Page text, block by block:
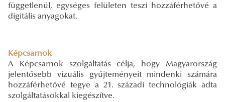
függetlenül, egységes felületen teszi hozzáférhetővé a
digitális anyagokat.
Képcsarnok
A Képcsarnok szolgáltatás célja, hogy Magyarország
jelentősebb vizuális gyűjteményeit mindenki számára
hozzáférhetővé tegye a 21. századi technológiák adta
szolgáltatásokkal kiegészítve.